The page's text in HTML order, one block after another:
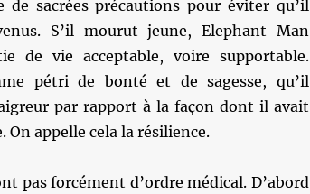
sacrées précautions pour éviter qu’il
S’il mourut jeune, Elephant Man
de vie acceptable, voire supportable.
pétri de bonté et de sagesse, qu’il
par rapport à la façon dont il avait
appelle cela la résilience.
pas forcément d’ordre médical. D’abord